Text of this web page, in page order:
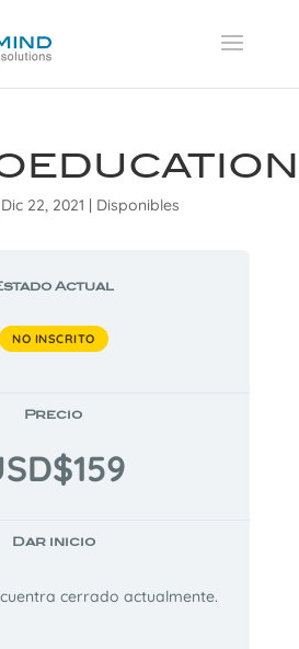
Dic 22, 2021 | Disponibles
Actual
NO INSCRITO
Precio
Dar inicio
cerrado actualmente.